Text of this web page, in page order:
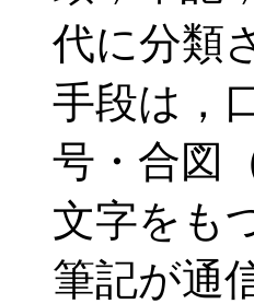
代に分類
手段は，
号・合図
文字をも
筆記が通